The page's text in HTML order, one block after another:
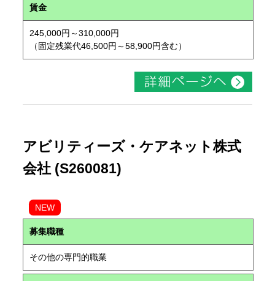
賃金
245,000円～310,000円
（固定残業代46,500円～58,900円含む）
アビリティーズ・ケアネット株式
会社 (S260081)
NEW
募集職種
その他の専門的職業